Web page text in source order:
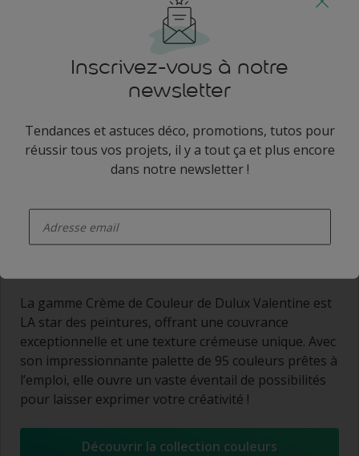
Peinture acrylique pour murs et
La gamme Crème de Couleur de Dulux Valentine est
LA star des peintures, offrant une couvrance
exceptionnelle et une texture crémeuse unique. Avec
son impressionnante palette de 95 couleurs prêtes à
l’emploi, elle ouvre un vaste éventail de possibilités
pour laisser exprimer votre créativité !
Découvrir la collection couleurs
Inscrivez-vous à notre
newsletter
Tendances et astuces déco, promotions, tutos pour
réussir tous vos projets, il y a tout ça et plus encore
dans notre newsletter !